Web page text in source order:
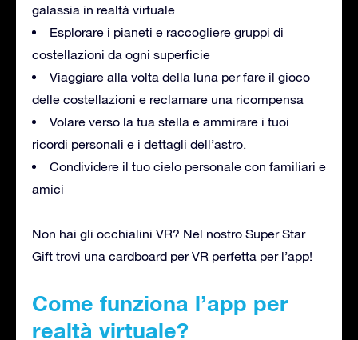
galassia in realtà virtuale
Esplorare i pianeti e raccogliere gruppi di
costellazioni da ogni superficie
Viaggiare alla volta della luna per fare il gioco
delle costellazioni e reclamare una ricompensa
Volare verso la tua stella e ammirare i tuoi
ricordi personali e i dettagli dell’astro.
Condividere il tuo cielo personale con familiari e
amici
Non hai gli occhialini VR? Nel nostro Super Star
Gift trovi una cardboard per VR perfetta per l’app!
Come funziona l’app per
realtà virtuale?